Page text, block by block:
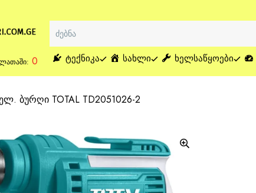
0 ᲢᲔᲥᲜᲘᲙᲐ ᲡᲐᲮᲚᲘ ᲮᲔᲚᲡᲐᲬᲧᲝᲔᲑᲘ
ბურღი TOTAL TD2051026-2